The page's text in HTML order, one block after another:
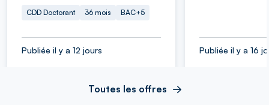
CDD Doctorant 36 mois BAC+5
Publiée il y a 12 jours Publiée il y a 16
Toutes les offres